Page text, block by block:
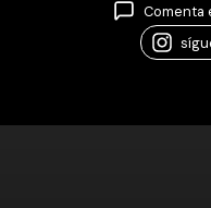
Comenta